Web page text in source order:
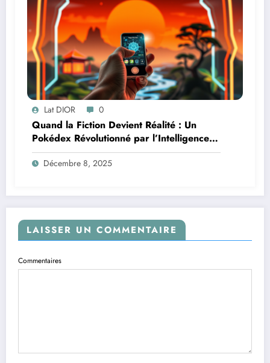
Lat DIOR 0
Quand la Fiction Devient Réalité : Un
Pokédex Révolutionné par l’Intelligence
Artificielle
Décembre 8, 2025
LAISSER UN COMMENTAIRE
Commentaires